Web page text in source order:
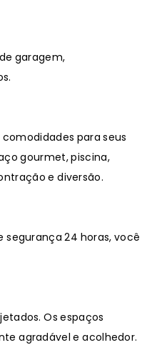
garagem,
para seus
gourmet, piscina,
e diversão.
segurança 24 horas, você
Os espaços
agradável e acolhedor.